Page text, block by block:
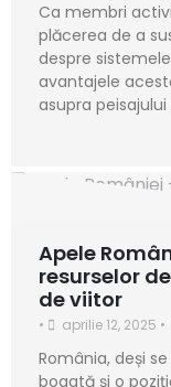
Ca membri
plăcerea de a
despre
avantajele
asupra peisajului
Apele
resurselor
de viitor
• aprilie 12, 2025 •
România, deși
bogată și o